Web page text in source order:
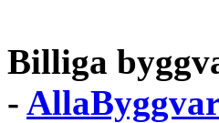
Billiga
-